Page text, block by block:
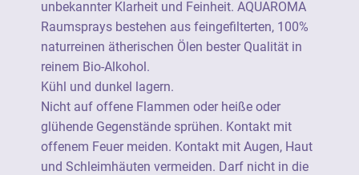
verursachen. Schädlich für
Wasserorganismen, mit langfristiger
Wirkung. Bei Kontakt mit der Haut: Mit viel
Wasser und Seife waschen. Bei Kontakt mit
den Augen: Einige Minuten lang behutsam
mit Wasser spülen. Vorhandene
Kontaktlinsen nach Möglichkeit entfernen.
Weiter spülen. Bei Hautreizung oder -
ausschlag: Ärztlichen Rat einholen/ärztliche
unbekannter Klarheit und Feinheit. AQUAROMA
Raumsprays bestehen aus feingefilterten, 100%
naturreinen ätherischen Ölen bester Qualität in
reinem Bio-Alkohol.
Kühl und dunkel lagern.
Nicht auf offene Flammen oder heiße oder
glühende Gegenstände sprühen. Kontakt mit
offenem Feuer meiden. Kontakt mit Augen, Haut
und Schleimhäuten vermeiden. Darf nicht in die